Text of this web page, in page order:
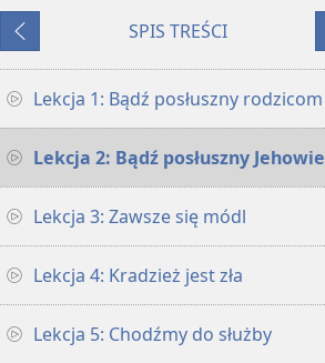
Wstecz
SPIS TREŚCI
Lekcja 1: Bądź posłuszny rodzicom
Lekcja 2: Bądź posłuszny Jehowie
Lekcja 3: Zawsze się módl
Lekcja 4: Kradzież jest zła
Lekcja 5: Chodźmy do służby